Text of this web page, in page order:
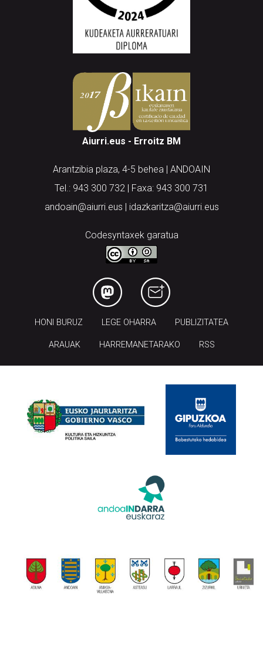
Aiurri.eus - Erroitz BM
Arantzibia plaza, 4-5 behea | ANDOAIN
Tel.: 943 300 732 | Faxa: 943 300 731
andoain@aiurri.eus | idazkaritza@aiurri.eus
Codesyntaxek garatua
HONI BURUZ LEGE OHARRA PUBLIZITATEA
ARAUAK HARREMANETARAKO RSS